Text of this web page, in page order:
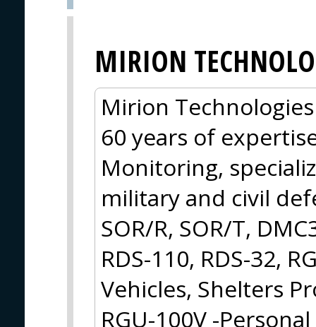
MIRION
Mirion
60 years of
Monitoring,
military and civil
SOR/R, SOR/T,
RDS-110, RDS-32,
Vehicles, Shelters
RGU-100V -